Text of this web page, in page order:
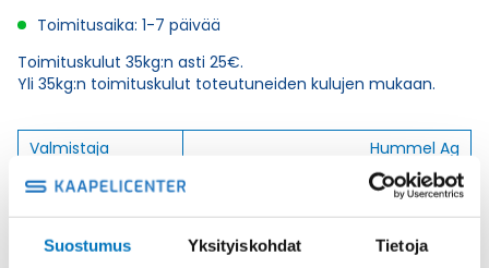
Suostumus Yksityiskohdat Tietoja
Toimitusaika: 1-7 päivää
Toimituskulut 35kg:n asti 25€.
Yli 35kg:n toimituskulut toteutuneiden kulujen mukaan.
Valmistaja
Hummel Ag
Korkeus H
49
Kierteen Pituus Gl
13
Tuotenimi/Malli
HSK-K-PVDF